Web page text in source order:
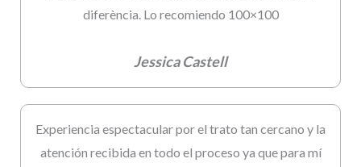
diferència. Lo recomiendo 100×100
Jessica Castell
Experiencia espectacular por el trato tan cercano y la
atención recibida en todo el proceso ya que para mí